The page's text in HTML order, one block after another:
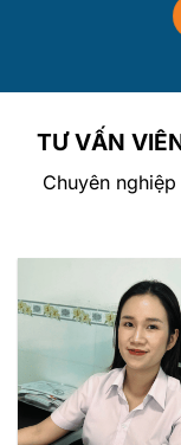
TƯ VẤN
Chuyên